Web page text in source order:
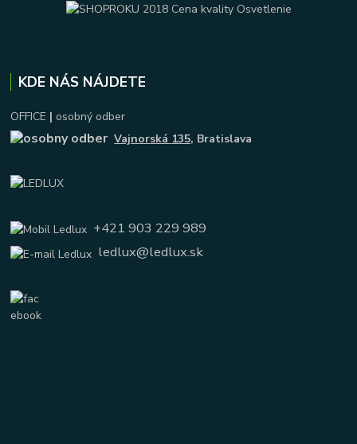
KDE NÁS NÁJDETE
OFFICE | osobný odber
Vajnorská 135, Bratislava
+421 903 229 989
ledlux@ledlux.sk